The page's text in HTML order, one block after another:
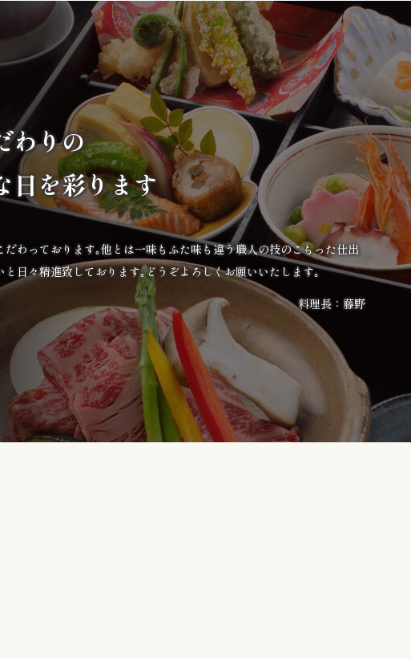
わりの
日を彩ります
わっております｡他とは一味もふた味も違う職人の技のこもった仕出
日々精進致しております｡どうぞよろしくお願いいたします｡
料理長：藤野